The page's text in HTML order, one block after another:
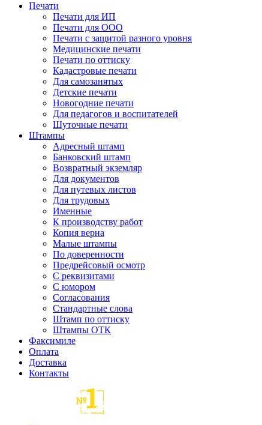
Печати
Печати для ИП
Печати для ООО
Печати с защитой разного уровня
Медицинские печати
Печати по оттиску
Кадастровые печати
Для самозанятых
Детские печати
Новогодние печати
Для педагогов и воспитателей
Шуточные печати
Штампы
Адресный штамп
Банковский штамп
Возвратный экземляр
Для документов
Для путевых листов
Для трудовых
Именные
К производству работ
Копия верна
Малые штампы
По доверенности
Предрейсовый осмотр
С реквизитами
С юмором
Согласования
Стандартные слова
Штамп по оттиску
Штампы ОТК
Факсимиле
Оплата
Доставка
Контакты